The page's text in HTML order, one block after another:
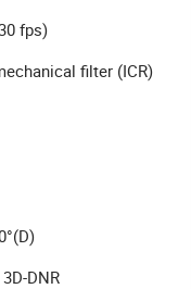
fps)
filter (ICR)
DNR